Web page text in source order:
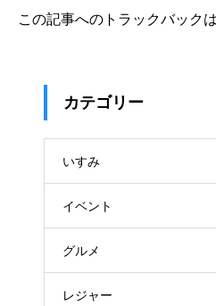
この記事へのトラックバック
カテゴリー
いすみ
イベント
グルメ
レジャー